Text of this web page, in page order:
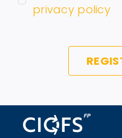
privacy policy